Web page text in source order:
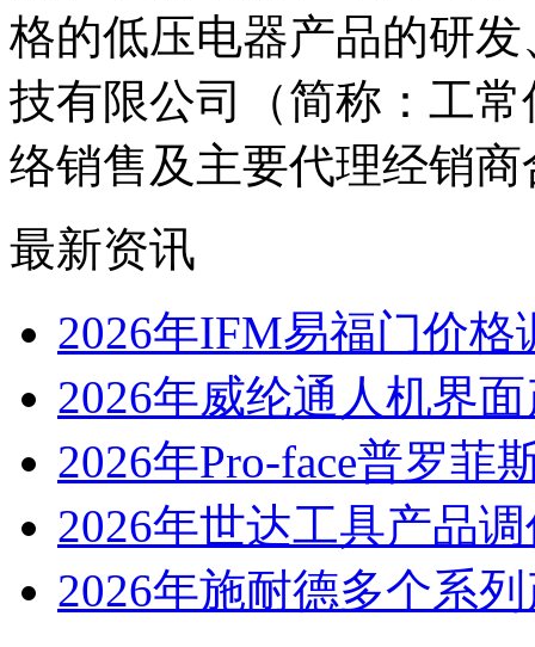
格的低压电器产品的研
技有限公司（简称：工
络销售及主要代理经销
最新资讯
2026年IFM易福门价格
2026年威纶通人机界
2026年Pro-face普罗菲
2026年世达工具产品
2026年施耐德多个系